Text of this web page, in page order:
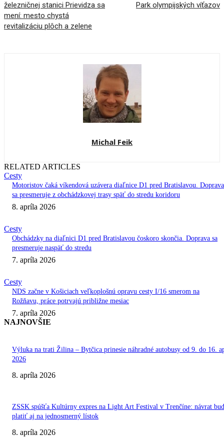
železničnej stanici Prievidza sa
mení: mesto chystá
revitalizáciu plôch a zelene
Park olympijských víťazov
Michal Feik
RELATED ARTICLES
Cesty
Motoristov čaká víkendová uzávera diaľnice D1 pred Bratislavou. Doprava
sa presmeruje z obchádzkovej trasy späť do stredu koridoru
8. apríla 2026
Cesty
Obchádzky na diaľnici D1 pred Bratislavou čoskoro skončia. Doprava sa
presmeruje naspäť do stredu
7. apríla 2026
Cesty
NDS začne v Košiciach veľkoplošnú opravu cesty I/16 smerom na
Rožňavu, práce potrvajú približne mesiac
7. apríla 2026
NAJNOVŠIE
Výluka na trati Žilina – Bytčica prinesie náhradné autobusy od 9. do 16.
2026
8. apríla 2026
ZSSK spúšťa Kultúrny expres na Light Art Festival v Trenčíne: návrat
platiť aj na jednosmerný lístok
8. apríla 2026